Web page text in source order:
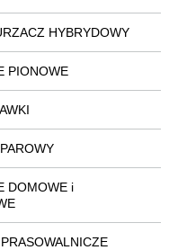
HYBRYDOWY
PIONOWE
DOMOWE i